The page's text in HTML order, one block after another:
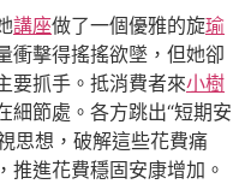
講座做了一個優雅的旋瑜
衝擊得搖搖欲墜，但她卻
要抓手。抵消費者來小樹
細節處。各方跳出“短期安
思想，破解這些花費痛
推進花費穩固安康增加。